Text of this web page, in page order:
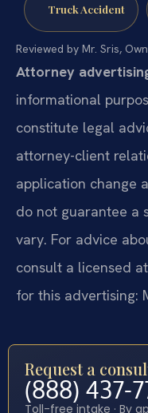
Truck Accident
Reviewed by Mr. Sris,
Attorney
informational
constitute legal
attorney-client
application change
do not guarantee a
vary. For advice
consult a licensed
for this advertising:
Request a
(888) 437-
Toll-free intake · By